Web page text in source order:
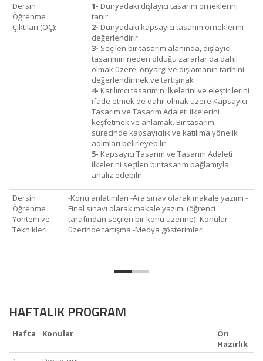
Dersin
Öğrenme
Çıktıları (ÖÇ):
1- Dünyadaki dışlayıcı tasarım örneklerini
tanır.
2- Dünyadaki kapsayıcı tasarım örneklerini
değerlendirir.
3- Seçilen bir tasarım alanında, dışlayıcı
tasarımın neden olduğu zararlar da dahil
olmak üzere, önyargı ve dışlamanın tarihini
değerlendirmek ve tartışmak
4- Katılımcı tasarımın ilkelerini ve eleştirilerini
ifade etmek de dahil olmak üzere Kapsayıcı
Tasarım ve Tasarım Adaleti ilkelerini
keşfetmek ve anlamak. Bir tasarım
sürecinde kapsayıcılık ve katılıma yönelik
adımları belirleyebilir.
5- Kapsayıcı Tasarım ve Tasarım Adaleti
ilkelerini seçilen bir tasarım bağlamıyla
analiz edebilir.
Dersin
Öğrenme
Yöntem ve
Teknikleri
-Konu anlatımları -Ara sınav olarak makale yazımı -
Final sınavı olarak makale yazımı (öğrenci
tarafından seçilen bir konu üzerine) -Konular
üzerinde tartışma -Medya gösterimleri
HAFTALIK PROGRAM
Hafta Konular
Ön
Hazırlık